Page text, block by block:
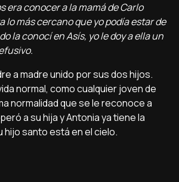
era conocer a la mamá de Carlo
lo más cercano que yo podía estar de
la conocí en Asís, yo le doy a ella un
a madre unido por sus dos hijos.
normal, como cualquier joven de
normalidad que se le reconoce a
a su hija y Antonia ya tiene la
hijo santo está en el cielo.